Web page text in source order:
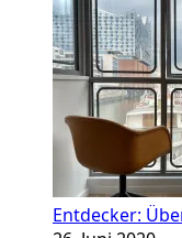
Entdecker: